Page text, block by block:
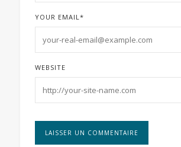
YOUR EMAIL*
WEBSITE